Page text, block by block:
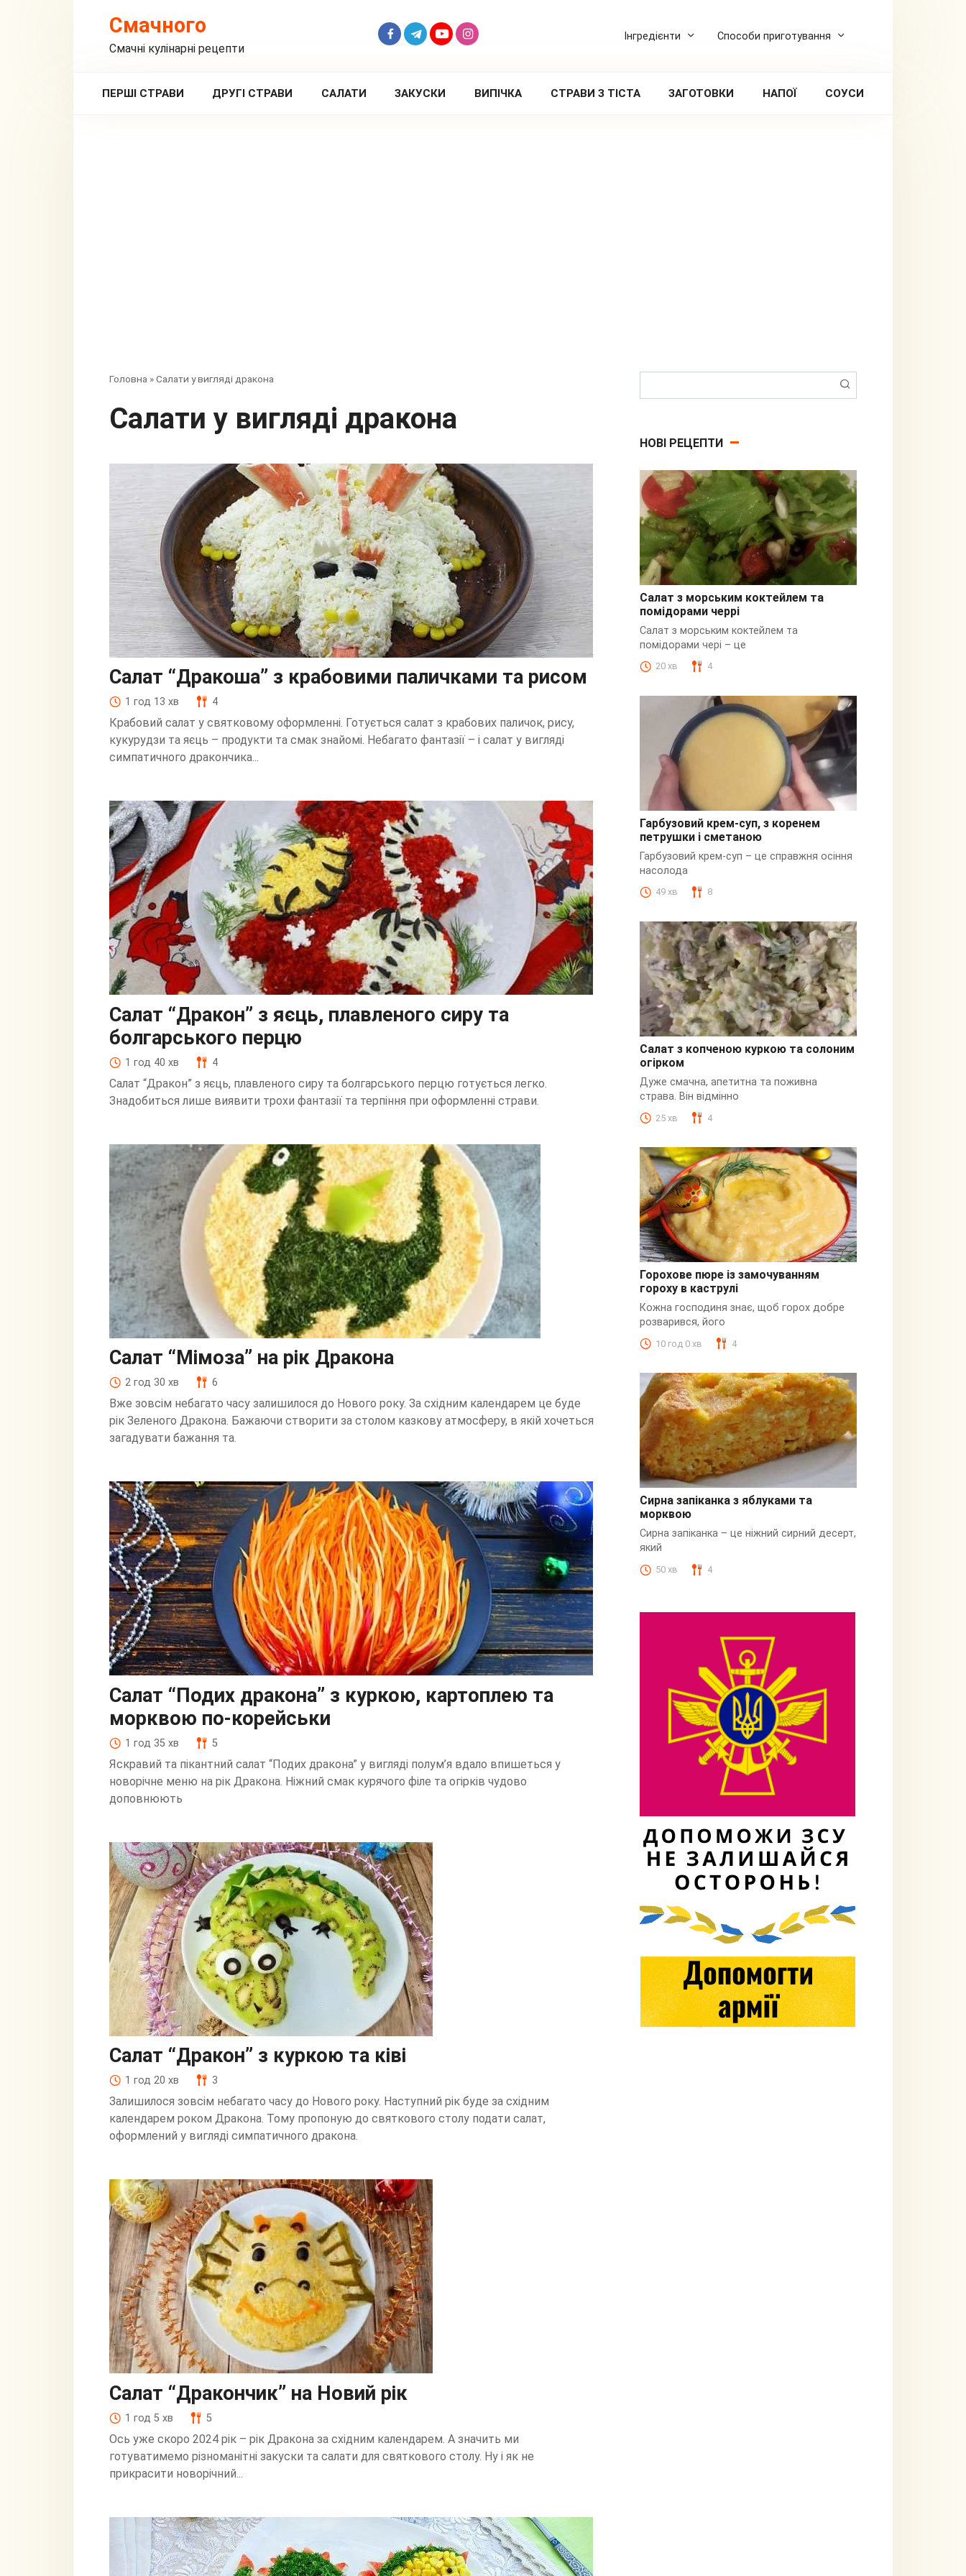
Смачного
Смачні кулінарні рецепти
Інгредієнти Способи приготування
ПЕРШІ СТРАВИ ДРУГІ СТРАВИ САЛАТИ ЗАКУСКИ ВИПІЧКА СТРАВИ З ТІСТА ЗАГОТОВКИ НАПОЇ СОУСИ
Головна »Салати у вигляді дракона
Салати у вигляді дракона
Салат “Дракоша” з крабовими паличками та рисом
1 год 13 хв 4
Крабовий салат у святковому оформленні. Готується салат з крабових паличок, рису,
кукурудзи та яєць – продукти та смак знайомі. Небагато фантазії – і салат у вигляді
симпатичного дракончика...
Салат “Дракон” з яєць, плавленого сиру та
болгарського перцю
1 год 40 хв 4
Салат “Дракон” з яєць, плавленого сиру та болгарського перцю готується легко.
Знадобиться лише виявити трохи фантазії та терпіння при оформленні страви.
Салат “Мімоза” на рік Дракона
2 год 30 хв 6
Вже зовсім небагато часу залишилося до Нового року. За східним календарем це буде
рік Зеленого Дракона. Бажаючи створити за столом казкову атмосферу, в якій хочеться
загадувати бажання та.
Салат “Подих дракона” з куркою, картоплею та
морквою по-корейськи
1 год 35 хв 5
Яскравий та пікантний салат “Подих дракона” у вигляді полум’я вдало впишеться у
новорічне меню на рік Дракона. Ніжний смак курячого філе та огірків чудово
доповнюють
Салат “Дракон” з куркою та ківі
1 год 20 хв 3
Залишилося зовсім небагато часу до Нового року. Наступний рік буде за східним
календарем роком Дракона. Тому пропоную до святкового столу подати салат,
оформлений у вигляді симпатичного дракона.
Салат “Дракончик” на Новий рік
1 год 5 хв 5
Ось уже скоро 2024 рік – рік Дракона за східним календарем. А значить ми
готуватимемо різноманітні закуски та салати для святкового столу. Ну і як не
прикрасити новорічний...
НОВІ РЕЦЕПТИ
З кальмарами
Салат з морським коктейлем та
помідорами черрі
Салат з морським коктейлем та
помідорами чері – це
20 хв 4
Гарбузовий
Гарбузовий крем-суп, з коренем
петрушки і сметаною
Гарбузовий крем-суп – це справжня осіння
насолода
49 хв 8
З куркою
Салат з копченою куркою та солоним
огірком
Дуже смачна, апетитна та поживна
страва. Він відмінно
25 хв 4
Пюре
Горохове пюре із замочуванням
гороху в каструлі
Кожна господиня знає, щоб горох добре
розварився, його
10 год 0 хв 4
Сирна
Сирна запіканка з яблуками та
морквою
Сирна запіканка – це ніжний сирний десерт,
який
50 хв 4